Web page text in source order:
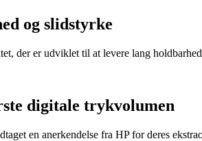
og slidstyrke
der er udviklet til at levere lang
digitale trykvolumen
en anerkendelse fra HP for deres